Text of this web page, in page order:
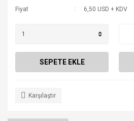
Fiyat
6,50 USD + KDV
SEPETE EKLE
Karşılaştır